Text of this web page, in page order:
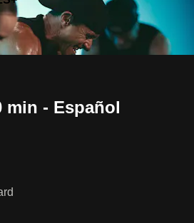
min - Español